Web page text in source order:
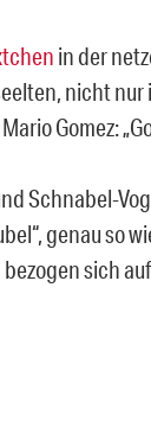
in der
nicht
Gomez:
Schnabel-
genau so
sich